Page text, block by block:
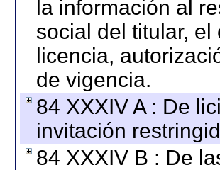
la información al
social del titular,
licencia,
de vigencia.
84 XXXIV A : De
invitación
84 XXXIV B : De